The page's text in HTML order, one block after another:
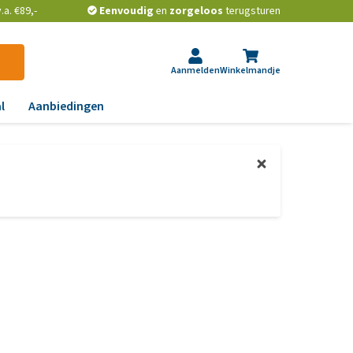
€89,- Eenvoudig en zorgeloos terugsturen
AanmeldenWinkelmandje
Aanbiedingen